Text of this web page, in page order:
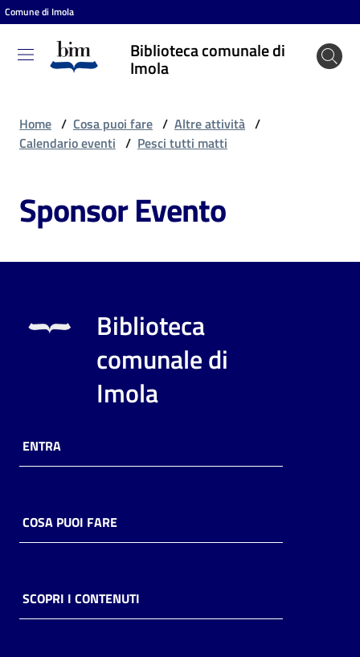
Vai al contenuto
Vai alla navigazione
Vai al footer
Comune di Imola
Biblioteca comunale di
Imola
Biblioteca
comunale
puoi
Risorse
online
Casa
Piani
Home / Cosa puoi fare / Altre attività /
Calendario eventi / Pesci tutti matti
Sponsor Evento
Biblioteca
comunale di
Imola
ENTRA
COSA PUOI FARE
SCOPRI I CONTENUTI